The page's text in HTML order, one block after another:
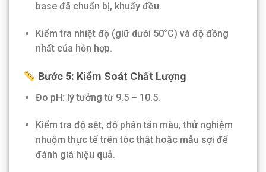
base đã chuẩn bị, khuấy đều.
Kiểm tra nhiệt độ (giữ dưới 50°C) và độ đồng
nhất của hỗn hợp.
Bước 5: Kiểm Soát Chất Lượng
Đo pH: lý tưởng từ 9.5 – 10.5.
Kiểm tra độ sệt, độ phân tán màu, thử nghiệm
nhuộm thực tế trên tóc thật hoặc mẫu sợi để
đánh giá hiệu quả.